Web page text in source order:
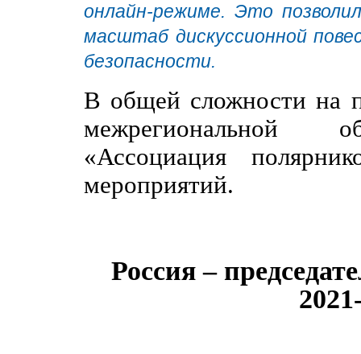
онлайн-режиме. Это
масштаб дискуссионной
безопасности.
В общей сложности на
межрегиональной
«Ассоциация
мероприятий.
Россия –